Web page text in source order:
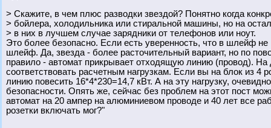
> Скажите, в чем плюс разводки звездой? Понятно когда
> бойлера, холодильника или стиральной машины, но на
> в них в лучшем случае зарядники от телефонов или ноут.
Это более безопасно. Если есть уверенность, что в шлейф
шлейф. Да, звезда - более расточительный вариант, но по
правило - автомат прикрывает отходящую линию (провод).
соответствовать расчетным нагрузкам. Если вы на блок из 4
линию повесить 16*4*230=14,7 кВт. А на эту нагрузку,
безопасности. Опять же, сейчас без проблем на этот пост
автомат на 20 ампер на алюминиевом проводе и 40 лет все
розетки включать мог?"